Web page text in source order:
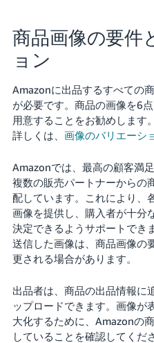
商品画像の要件
ョン
Amazonに出品するすべての
が必要です。商品の画像を6
用意することをお勧めします。
詳しくは、 画像のバリエーシ
Amazonでは、最高の顧客満
複数の販売パートナーからの
配しています。これにより、
画像を提供し、購入者が十分
決定できるようサポートでき
送信した画像は、商品画像の
更される場合があります。
出品者は、商品の出品情報に
ップロードできます。画像が
大化するために、Amazonの
していることを確認してくだ